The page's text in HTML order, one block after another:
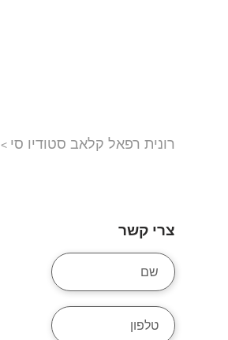
רונית רפאל קלאב סטודיו סי >
צרי קשר